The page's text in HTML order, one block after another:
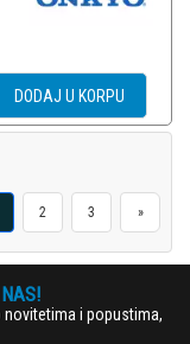
DODAJ U KORPU
2 3 »
i popustima,